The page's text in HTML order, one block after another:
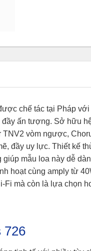
chế tác tại Pháp
ấn tượng. Sở hữu
vòm ngược,
đầy uy lực. Thiết kế
mẫu loa này dễ
hoạt cùng amply từ
Fi mà còn là lựa chọn
726